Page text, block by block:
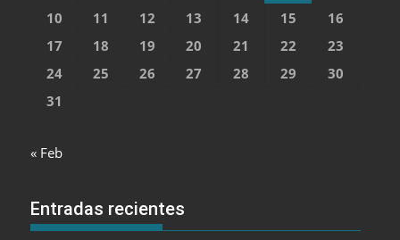
10
11 12 13 14 15
16
17
18 19 20 21 22
23
24
25 26 27 28 29
30
31
« Feb
Entradas recientes